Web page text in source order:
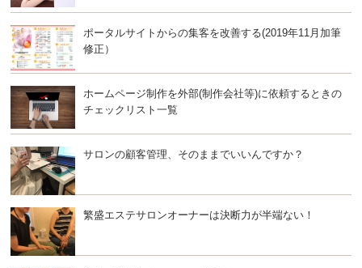
ポータルサイトからの集客を改善する(2019年11月加筆
修正）
ホームページ制作を外部(制作会社等)に依頼するときの
チェックリスト一覧
サロンの顧客管理、そのままでいいんですか？
繁盛エステサロンオーナーは決断力が半端ない！